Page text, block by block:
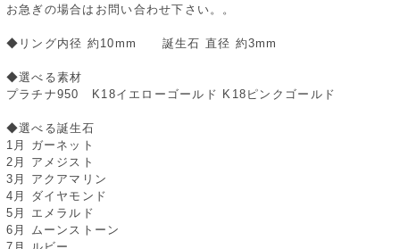
お急ぎの場合はお問い合わせ下さい。。
◆リング内径 約10mm 誕生石 直径 約3mm
◆選べる素材
プラチナ950 K18イエローゴールド K18ピンクゴールド
◆選べる誕生石
1月 ガーネット
2月 アメジスト
3月 アクアマリン
4月 ダイヤモンド
5月 エメラルド
6月 ムーンストーン